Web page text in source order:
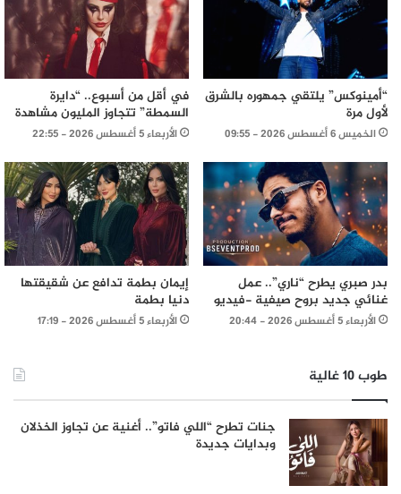
“أمينوكس” يلتقي جمهوره بالشرق
لأول مرة
الخميس 6 أغسطس 2026 - 09:55
في أقل من أسبوع.. “دايرة
السمطة” تتجاوز المليون مشاهدة
الأربعاء 5 أغسطس 2026 - 22:55
بدر صبري يطرح “ناري”.. عمل
غنائي جديد بروح صيفية -فيديو
الأربعاء 5 أغسطس 2026 - 20:44
إيمان بطمة تدافع عن شقيقتها
دنيا بطمة
الأربعاء 5 أغسطس 2026 - 17:19
طوب 10 غالية
جنات تطرح “اللي فاتو”.. أغنية عن تجاوز الخذلان
وبدايات جديدة